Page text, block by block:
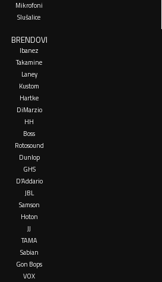
Mikrofoni
Slušalice
BRENDOVI
Ibanez
Takamine
Laney
Kustom
Hartke
DiMarzio
HH
Boss
Rotosound
Dunlop
GHS
D’Addario
JBL
Samson
Hoton
JJ
TAMA
Sabian
Gon Bops
VOX